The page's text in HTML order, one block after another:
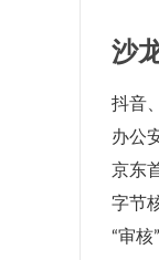
沙
抖音
办公
京东
字节
“审